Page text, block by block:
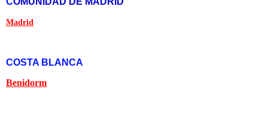
Madrid
COSTA BLANCA
Benidorm